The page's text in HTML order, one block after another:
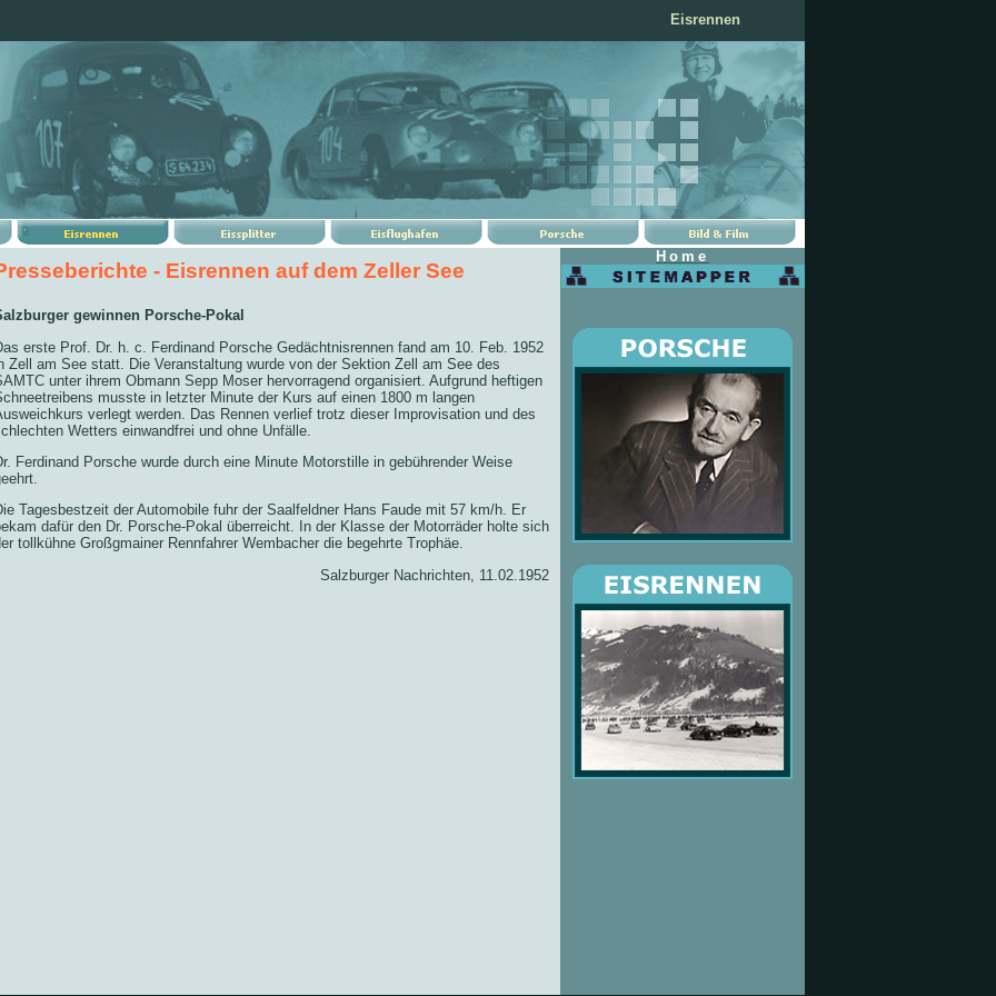
Eisrennen
- Eisrennen auf dem Zeller See
gewinnen Porsche-Pokal
erste Prof. Dr. h. c. Ferdinand Porsche Gedächtnisrennen fand am 10. Feb. 1952
Zell am See statt. Die Veranstaltung wurde von der Sektion Zell am See des
unter ihrem Obmann Sepp Moser hervorragend organisiert. Aufgrund heftigen
musste in letzter Minute der Kurs auf einen 1800 m langen
verlegt werden. Das Rennen verlief trotz dieser Improvisation und des
Wetters einwandfrei und ohne Unfälle.
Ferdinand Porsche wurde durch eine Minute Motorstille in gebührender Weise
Tagesbestzeit der Automobile fuhr der Saalfeldner Hans Faude mit 57 km/h. Er
dafür den Dr. Porsche-Pokal überreicht. In der Klasse der Motorräder holte sich
tollkühne Großgmainer Rennfahrer Wembacher die begehrte Trophäe.
Salzburger Nachrichten, 11.02.1952
Home